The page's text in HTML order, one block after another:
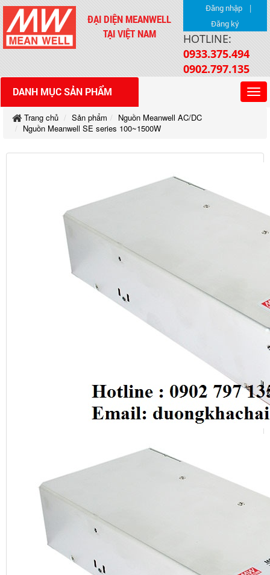
ĐẠI DIỆN MEANWELL
TẠI VIỆT NAM
Đăng nhập |
Đăng ký
HOTLINE:
0933.375.494
0902.797.135
DANH MỤC SẢN PHẨM
Trang chủ Sản phẩm
Nguồn Meanwell AC/DC
Nguồn Meanwell SE series 100~1500W